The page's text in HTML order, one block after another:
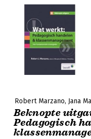
Robert Marzano Jana
Beknopte
Pedagogisch